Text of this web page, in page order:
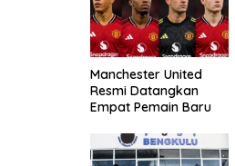
Manchester United
Resmi Datangkan
Empat Pemain Baru